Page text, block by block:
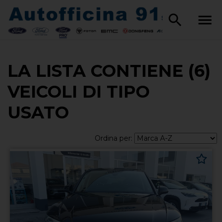
LA LISTA CONTIENE (6)
VEICOLI DI TIPO
USATO
Ordina per: